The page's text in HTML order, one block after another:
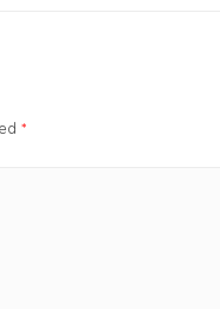
*